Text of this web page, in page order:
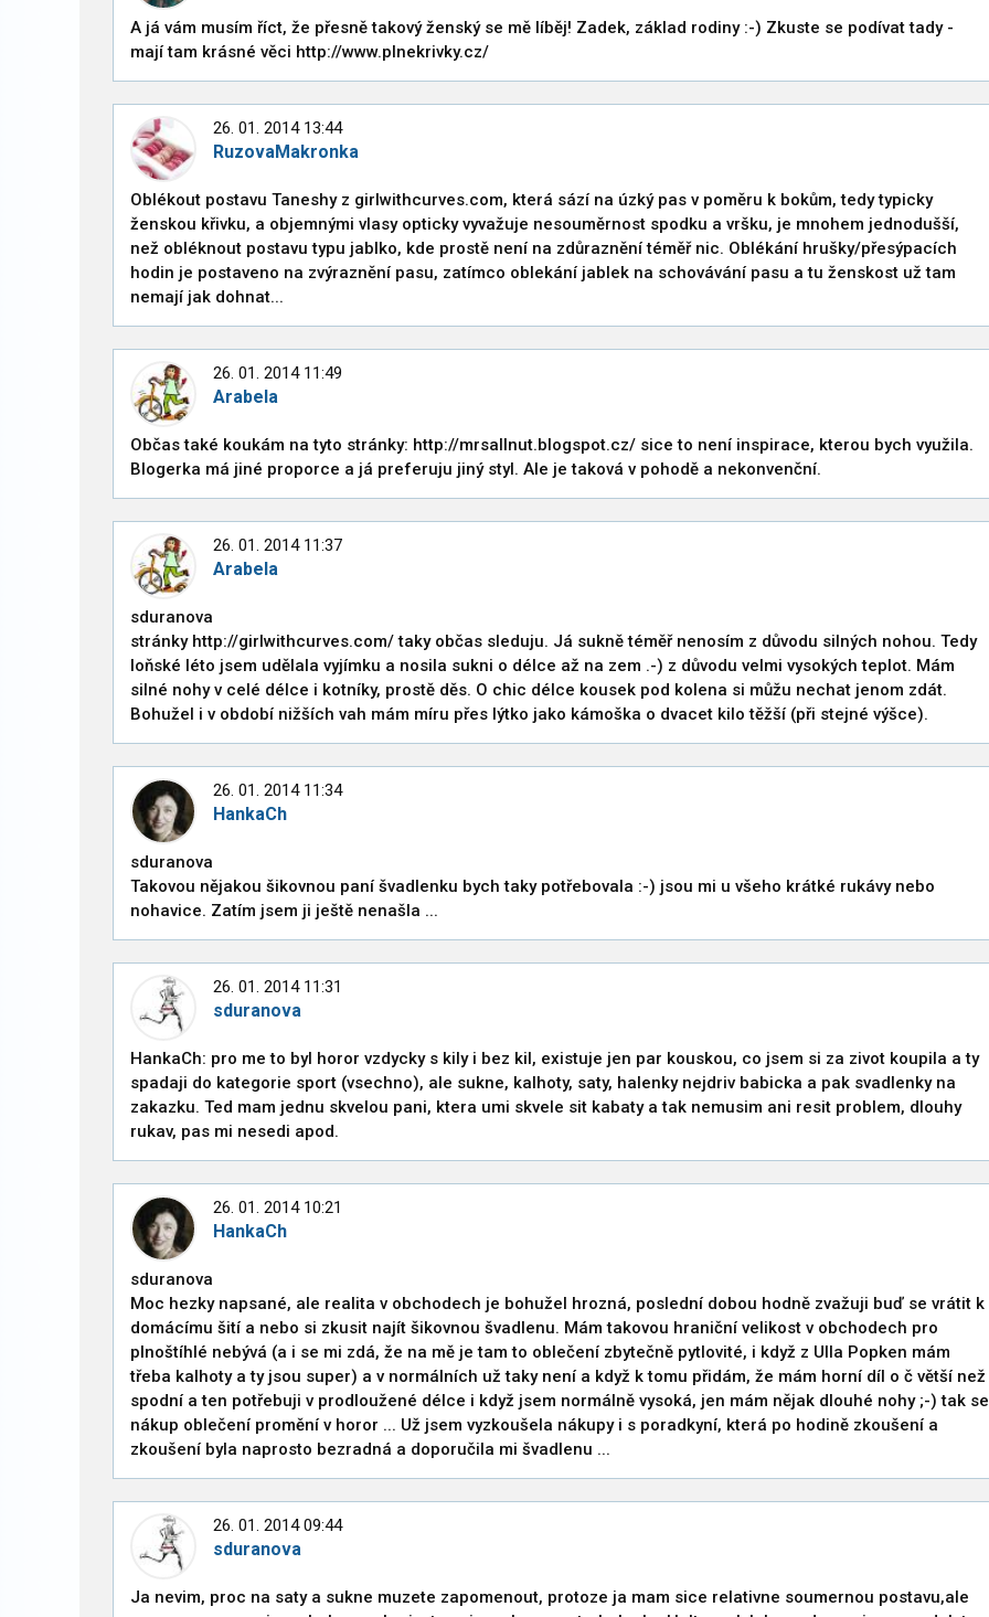
A já vám musím říct, že přesně takový ženský se mě líběj! Zadek, základ rodiny :-) Zkuste se podívat tady -
mají tam krásné věci http://www.plnekrivky.cz/
26. 01. 2014 13:44
RuzovaMakronka
Oblékout postavu Taneshy z girlwithcurves.com, která sází na úzký pas v poměru k bokům, tedy typicky
ženskou křivku, a objemnými vlasy opticky vyvažuje nesouměrnost spodku a vršku, je mnohem jednodušší,
než obléknout postavu typu jablko, kde prostě není na zdůraznění téměř nic. Oblékání hrušky/přesýpacích
hodin je postaveno na zvýraznění pasu, zatímco oblekání jablek na schovávání pasu a tu ženskost už tam
nemají jak dohnat...
26. 01. 2014 11:49
Arabela
Občas také koukám na tyto stránky: http://mrsallnut.blogspot.cz/ sice to není inspirace, kterou bych využila.
Blogerka má jiné proporce a já preferuju jiný styl. Ale je taková v pohodě a nekonvenční.
26. 01. 2014 11:37
Arabela
sduranova
stránky http://girlwithcurves.com/ taky občas sleduju. Já sukně téměř nenosím z důvodu silných nohou. Tedy
loňské léto jsem udělala vyjímku a nosila sukni o délce až na zem .-) z důvodu velmi vysokých teplot. Mám
silné nohy v celé délce i kotníky, prostě děs. O chic délce kousek pod kolena si můžu nechat jenom zdát.
Bohužel i v období nižších vah mám míru přes lýtko jako kámoška o dvacet kilo těžší (při stejné výšce).
26. 01. 2014 11:34
HankaCh
sduranova
Takovou nějakou šikovnou paní švadlenku bych taky potřebovala :-) jsou mi u všeho krátké rukávy nebo
nohavice. Zatím jsem ji ještě nenašla ...
26. 01. 2014 11:31
sduranova
HankaCh: pro me to byl horor vzdycky s kily i bez kil, existuje jen par kouskou, co jsem si za zivot koupila a ty
spadaji do kategorie sport (vsechno), ale sukne, kalhoty, saty, halenky nejdriv babicka a pak svadlenky na
zakazku. Ted mam jednu skvelou pani, ktera umi skvele sit kabaty a tak nemusim ani resit problem, dlouhy
rukav, pas mi nesedi apod.
26. 01. 2014 10:21
HankaCh
sduranova
Moc hezky napsané, ale realita v obchodech je bohužel hrozná, poslední dobou hodně zvažuji buď se vrátit k
domácímu šití a nebo si zkusit najít šikovnou švadlenu. Mám takovou hraniční velikost v obchodech pro
plnoštíhlé nebývá (a i se mi zdá, že na mě je tam to oblečení zbytečně pytlovité, i když z Ulla Popken mám
třeba kalhoty a ty jsou super) a v normálních už taky není a když k tomu přidám, že mám horní díl o č větší než
spodní a ten potřebuji v prodloužené délce i když jsem normálně vysoká, jen mám nějak dlouhé nohy ;-) tak se
nákup oblečení promění v horor ... Už jsem vyzkoušela nákupy i s poradkyní, která po hodině zkoušení a
zkoušení byla naprosto bezradná a doporučila mi švadlenu ...
26. 01. 2014 09:44
sduranova
Ja nevim, proc na saty a sukne muzete zapomenout, protoze ja mam sice relativne soumernou postavu,ale